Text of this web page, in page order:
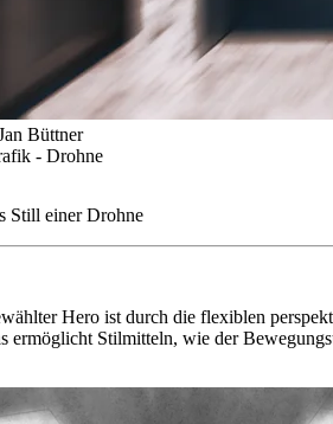
Büttner
- Drohne
Still einer Drohne
Hero ist durch die flexiblen
ermöglicht Stilmitteln, wie der